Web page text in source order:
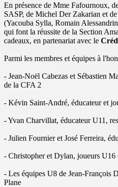
En présence de Mme Fafournoux,
SASP, de Michel Der Zakarian et
(Yacouba Sylla, Romain
qui font la réussite de la Section
cadeaux, en partenariat avec le
Parmi les membres et équipes à
- Jean-Noël Cabezas et Sébastien
de la CFA 2
- Kévin Saint-André, éducateur et
- Yvan Charvillat, éducateur U11,
- Julien Fournier et José Ferreira,
- Christopher et Dylan, joueurs U16
- Les équipes U8 de Jean-François
Plane